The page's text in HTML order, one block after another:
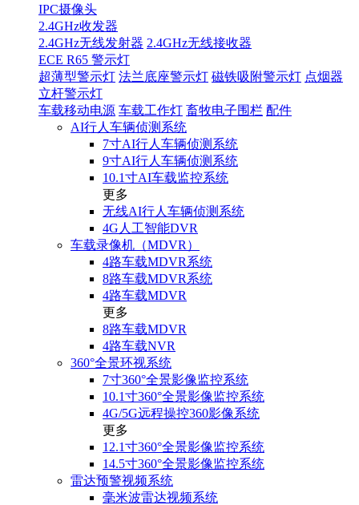
IPC摄像头
2.4GHz收发器
2.4GHz无线发射器 2.4GHz无线接收器
ECE R65 警示灯
超薄型警示灯 法兰底座警示灯 磁铁吸附警示灯 点烟器
立杆警示灯
车载移动电源 车载工作灯 畜牧电子围栏 配件
AI行人车辆侦测系统
7寸AI行人车辆侦测系统
9寸AI行人车辆侦测系统
10.1寸AI车载监控系统
更多
无线AI行人车辆侦测系统
4G人工智能DVR
车载录像机（MDVR）
4路车载MDVR系统
8路车载MDVR系统
4路车载MDVR
更多
8路车载MDVR
4路车载NVR
360°全景环视系统
7寸360°全景影像监控系统
10.1寸360°全景影像监控系统
4G/5G远程操控360影像系统
更多
12.1寸360°全景影像监控系统
14.5寸360°全景影像监控系统
雷达预警视频系统
毫米波雷达视频系统